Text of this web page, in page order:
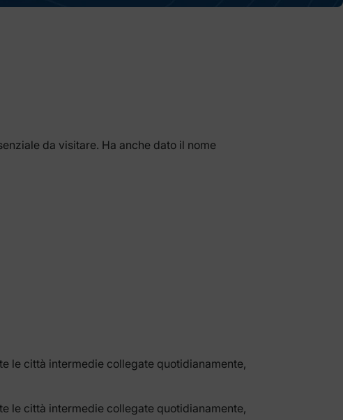
da visitare. Ha anche dato il nome
le città intermedie collegate quotidianamente,
le città intermedie collegate quotidianamente,